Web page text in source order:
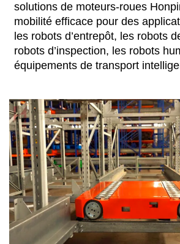
solutions de moteurs-roues
mobilité efficace pour des
les robots d’entrepôt, les robots
robots d’inspection, les robots
équipements de transport